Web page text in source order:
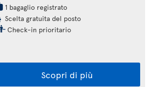
1 bagaglio registrato
Scelta gratuita del posto
Check-in prioritario
Scopri di più